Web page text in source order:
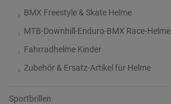
BMX Freestyle & Skate Helme
MTB-Downhill-Enduro-BMX Race-Helme
Fahrradhelme Kinder
Zubehör & Ersatz-Artikel für Helme
Sportbrillen